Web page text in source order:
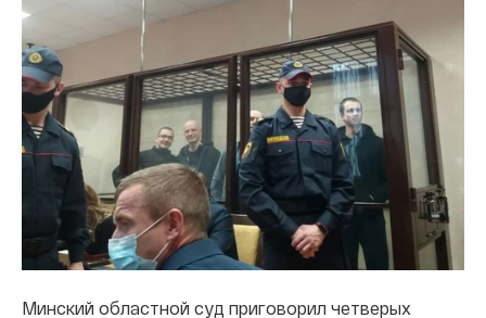
Минский областной суд приговорил четверых